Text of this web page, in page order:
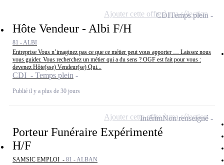
Hôte Vendeur - Albi F/H
81 - ALBI
Entreprise Vous n’imaginez pas ce que ce métier peut vous apporter … Laissez nous
vous guider. Vous recherchez un métier qui a du sens ? OGF est fait pour vous :
devenez Hôte(sse) Vendeur(se) Qui...
CDI - Temps plein
Publié il y a plus de 30 jours
CDITemps plein
Ajouter cette offre à ma sélection
Porteur Funéraire Expérimenté
H/F
SAMSIC EMPLOI - 81 - ALBAN
IntérimNon renseigné
Ajouter cette offre à ma sélection